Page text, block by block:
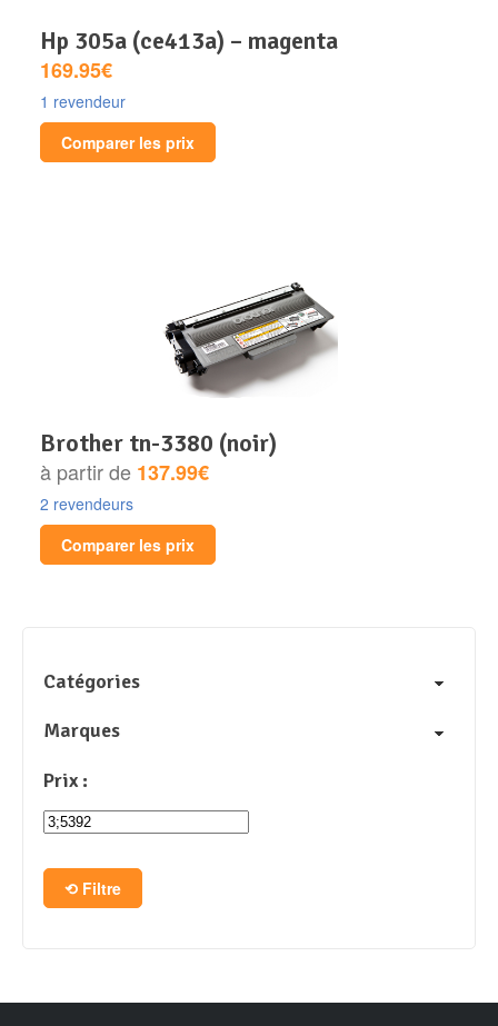
hp 305a (ce413a) – magenta
169.95€
1 revendeur
Comparer les prix
brother tn-3380 (noir)
à partir de 137.99€
2 revendeurs
Comparer les prix
Catégories
Marques
Prix :
Filtre